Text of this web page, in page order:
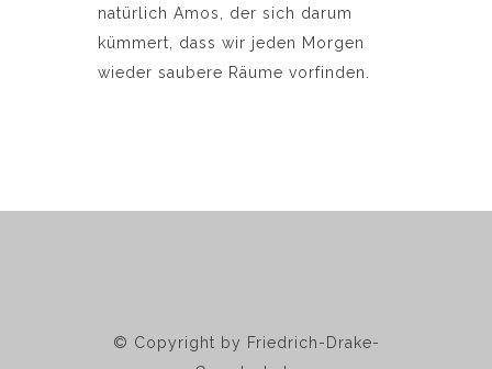
natürlich Amos, der sich darum
kümmert, dass wir jeden Morgen
wieder saubere Räume vorfinden.
© Copyright by Friedrich-Drake-